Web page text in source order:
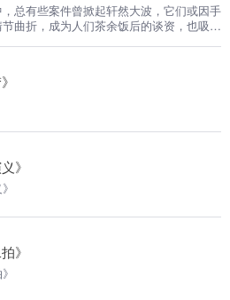
总有些案件曾掀起轩然大波，它们或因手
曲折，成为人们茶余饭后的谈资，也吸引
近真相。从犯罪现场的蛛丝马迹，到侦探
到嫌犯的心理博弈，每一个细节都不放
思考人性的善恶。无论你是悬疑爱好者，
音频之旅 ，一起揭开那些被时间尘封的
》
》